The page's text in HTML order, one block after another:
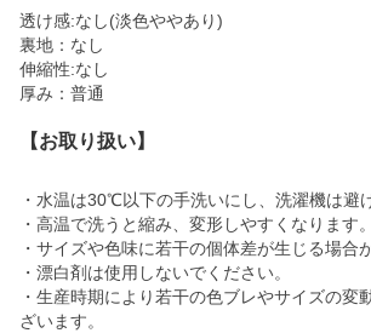
透け感:なし(淡色ややあり)
裏地：なし
伸縮性:なし
厚み：普通
【お取り扱い】
・水温は30℃以下の手洗いにし、洗濯機は避
・高温で洗うと縮み、変形しやすくなります。
・サイズや色味に若干の個体差が生じる場合
・漂白剤は使用しないでください。
・生産時期により若干の色ブレやサイズの変
ざいます。